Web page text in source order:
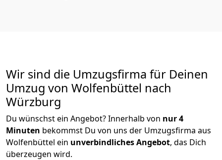
Wir sind die Umzugsfirma für Deinen
Umzug von Wolfenbüttel nach
Würzburg
Du wünschst ein Angebot? Innerhalb von nur 4
Minuten bekommst Du von uns der Umzugsfirma aus
Wolfenbüttel ein unverbindliches Angebot, das Dich
überzeugen wird.